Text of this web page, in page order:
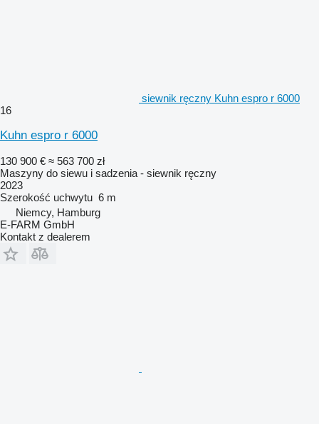
siewnik ręczny Kuhn espro r 6000
16
Kuhn espro r 6000
130 900 € ≈ 563 700 zł
Maszyny do siewu i sadzenia - siewnik ręczny
2023
Szerokość uchwytu 6 m
Niemcy, Hamburg
E-FARM GmbH
Kontakt z dealerem